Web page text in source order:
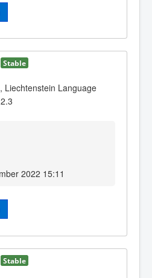
Stable
Liechtenstein Language
2022 15:11
Stable